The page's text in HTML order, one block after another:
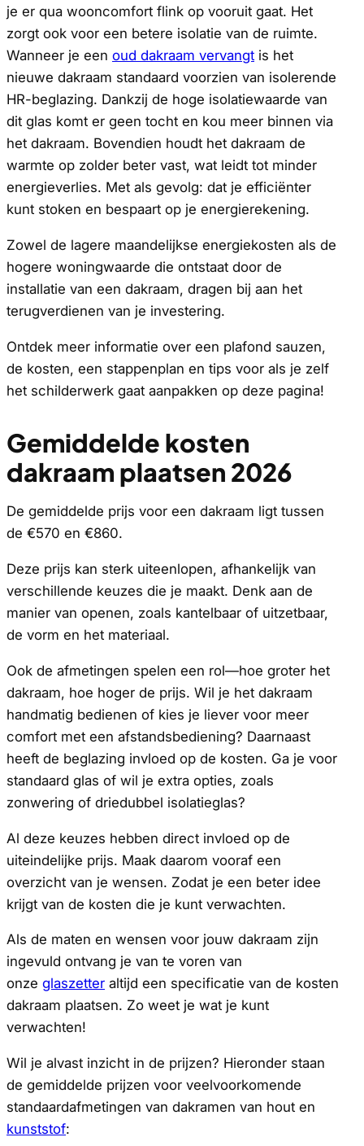
je er qua wooncomfort flink op vooruit gaat. Het
zorgt ook voor een betere isolatie van de ruimte.
Wanneer je een oud dakraam vervangt is het
nieuwe dakraam standaard voorzien van isolerende
HR-beglazing. Dankzij de hoge isolatiewaarde van
dit glas komt er geen tocht en kou meer binnen via
het dakraam. Bovendien houdt het dakraam de
warmte op zolder beter vast, wat leidt tot minder
energieverlies. Met als gevolg: dat je efficiënter
kunt stoken en bespaart op je energierekening.
Zowel de lagere maandelijkse energiekosten als de
hogere woningwaarde die ontstaat door de
installatie van een dakraam, dragen bij aan het
terugverdienen van je investering.
Ontdek meer informatie over een plafond sauzen,
de kosten, een stappenplan en tips voor als je zelf
het schilderwerk gaat aanpakken op deze pagina!
Gemiddelde kosten
dakraam plaatsen 2026
De gemiddelde prijs voor een dakraam ligt tussen
de €570 en €860.
Deze prijs kan sterk uiteenlopen, afhankelijk van
verschillende keuzes die je maakt. Denk aan de
manier van openen, zoals kantelbaar of uitzetbaar,
de vorm en het materiaal.
Ook de afmetingen spelen een rol—hoe groter het
dakraam, hoe hoger de prijs. Wil je het dakraam
handmatig bedienen of kies je liever voor meer
comfort met een afstandsbediening? Daarnaast
heeft de beglazing invloed op de kosten. Ga je voor
standaard glas of wil je extra opties, zoals
zonwering of driedubbel isolatieglas?
Al deze keuzes hebben direct invloed op de
uiteindelijke prijs. Maak daarom vooraf een
overzicht van je wensen. Zodat je een beter idee
krijgt van de kosten die je kunt verwachten.
Als de maten en wensen voor jouw dakraam zijn
ingevuld ontvang je van te voren van
onze glaszetter altijd een specificatie van de kosten
dakraam plaatsen. Zo weet je wat je kunt
verwachten!
Wil je alvast inzicht in de prijzen? Hieronder staan
de gemiddelde prijzen voor veelvoorkomende
standaardafmetingen van dakramen van hout en
kunststof: